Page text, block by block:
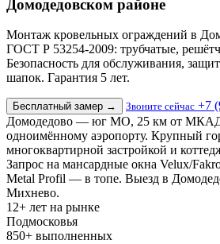
Домодедовском районе
Монтаж кровельных ограждений в
ГОСТ Р 53254-2009: трубчатые,
Безопасность для обслуживания,
шапок. Гарантия 5 лет.
Бесплатный замер → Звоните сейчас +7
Домодедово — юг МО, 25 км от МКАД,
одноимённому аэропорту. Крупный
многоквартирной застройкой и
Запрос на мансардные окна Velux/
Metal Profil — в топе. Выезд в
Михнево.
12+ лет на рынке
Подмосковья
850+ выполненных